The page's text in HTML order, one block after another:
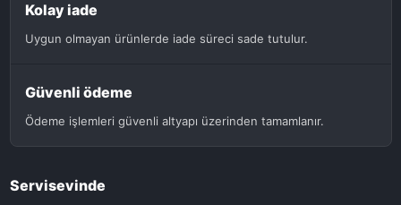
Kolay iade
Uygun olmayan ürünlerde iade süreci sade tutulur.
Güvenli ödeme
Ödeme işlemleri güvenli altyapı üzerinden tamamlanır.
Servisevinde